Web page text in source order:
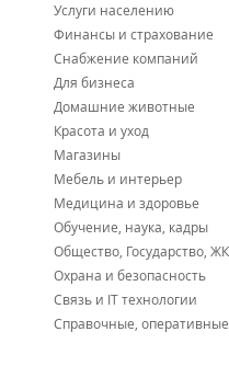
Услуги населению
Финансы и страхование
Снабжение компаний
Для бизнеса
Домашние животные
Красота и уход
Магазины
Мебель и интерьер
Медицина и здоровье
Обучение, наука, кадры
Общество, Государство,
Охрана и безопасность
Связь и IT технологии
Справочные,